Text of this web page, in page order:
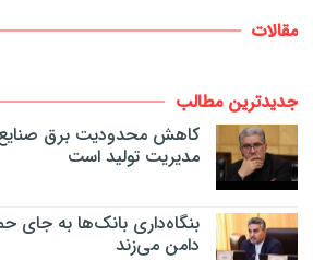
مقالات
جدیدترین مطالب
کاهش محدودیت برق
مدیریت تولید است
بنگاه‌داری بانک‌ها به جای
دامن می‌زند